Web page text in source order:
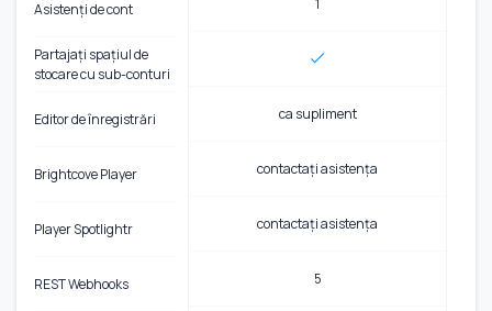
Asistenți de cont
Partajați spațiul de
stocare cu sub-conturi
Editor de înregistrări
Brightcove Player
Player Spotlightr
REST Webhooks
ca supliment
contactați asistența
contactați asistența
5